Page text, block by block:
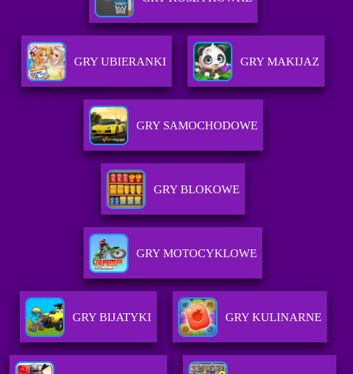
GRY UBIERANKI GRY MAKIJAZ
GRY SAMOCHODOWE
GRY BLOKOWE
GRY MOTOCYKLOWE
GRY BIJATYKI GRY KULINARNE